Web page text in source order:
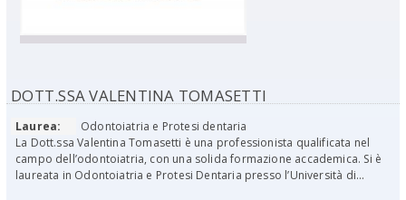
DOTT.SSA VALENTINA TOMASETTI
Laurea:
Odontoiatria e Protesi dentaria
La Dott.ssa Valentina Tomasetti è una professionista qualificata nel
campo dell’odontoiatria, con una solida formazione accademica. Si è
laureata in Odontoiatria e Protesi Dentaria presso l’Università di...